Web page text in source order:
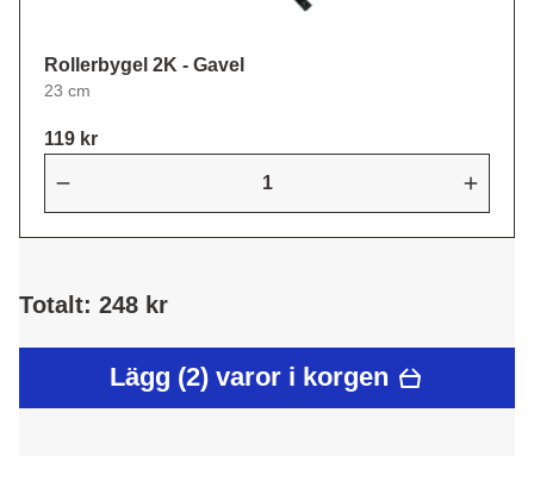
Rollerbygel 2K - Gavel
23 cm
119 kr
Totalt: 248 kr
Lägg (2) varor i korgen